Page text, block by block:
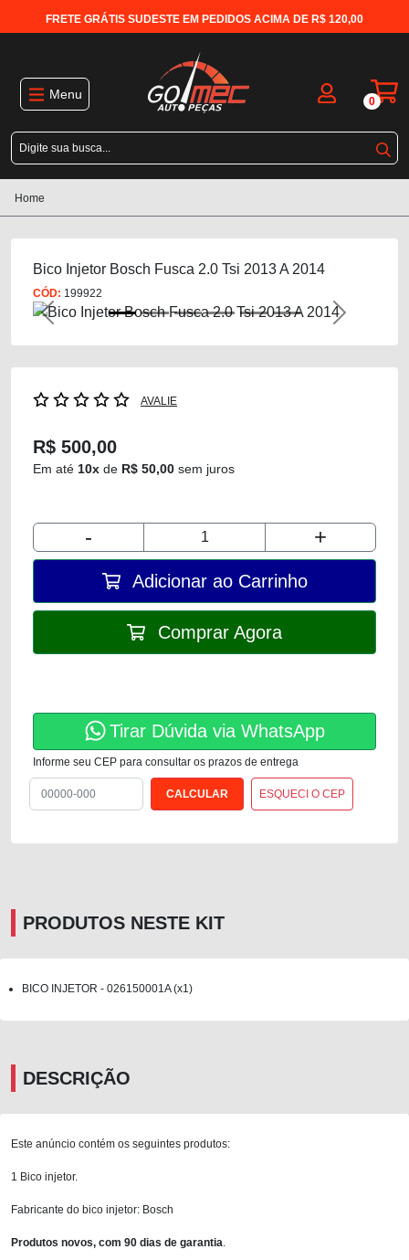
FRETE GRÁTIS SUDESTE EM PEDIDOS ACIMA DE R$ 120,00
Menu 0
Home
Bico Injetor Bosch Fusca 2.0 Tsi 2013 A 2014
CÓD: 199922
Previous Next
AVALIE
R$ 500,00
Em até 10x de R$ 50,00 sem juros
- +
Adicionar ao Carrinho
Comprar Agora
Tirar Dúvida via WhatsApp
Informe seu CEP para consultar os prazos de entrega
ESQUECI O CEP
PRODUTOS NESTE KIT
BICO INJETOR - 026150001A (x1)
DESCRIÇÃO
Este anúncio contém os seguintes produtos:
1 Bico injetor.
Fabricante do bico injetor: Bosch
Produtos novos, com 90 dias de garantia